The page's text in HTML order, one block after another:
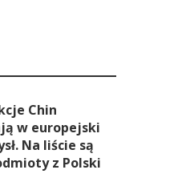
Chin
w europejski
Na liście są
z Polski